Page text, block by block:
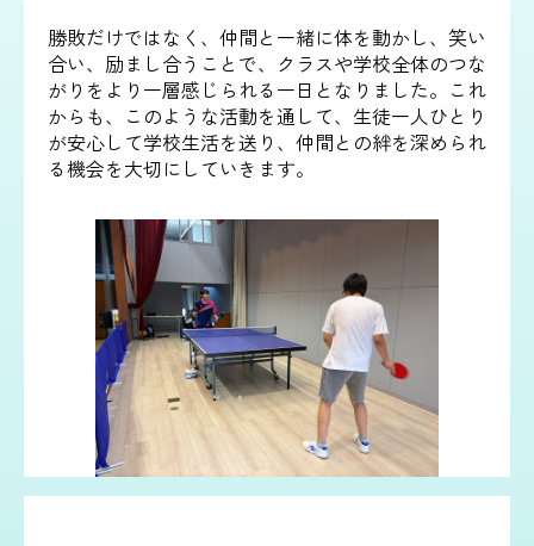
勝敗だけではなく、仲間と一緒に体を動かし、笑い
合い、励まし合うことで、クラスや学校全体のつな
がりをより一層感じられる一日となりました。これ
からも、このような活動を通して、生徒一人ひとり
が安心して学校生活を送り、仲間との絆を深められ
る機会を大切にしていきます。